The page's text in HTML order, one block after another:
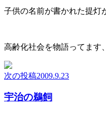
子供の名前が書かれた提灯
高齢化社会を物語ってます
次の投稿2009.9.23
宇治の鵜飼